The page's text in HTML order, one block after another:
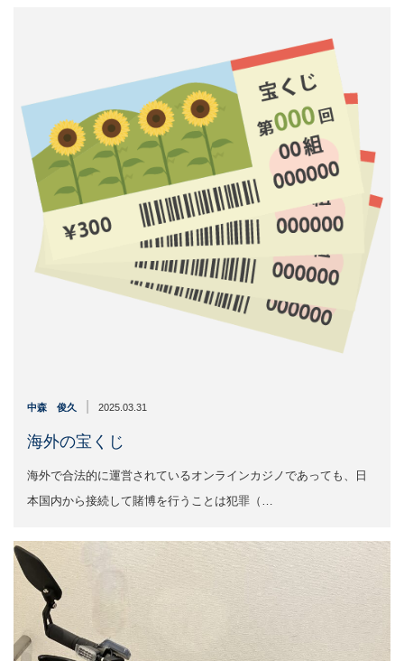
中森 俊久 2025.03.31
海外の宝くじ
海外で合法的に運営されているオンラインカジノであっても、日
本国内から接続して賭博を行うことは犯罪（…